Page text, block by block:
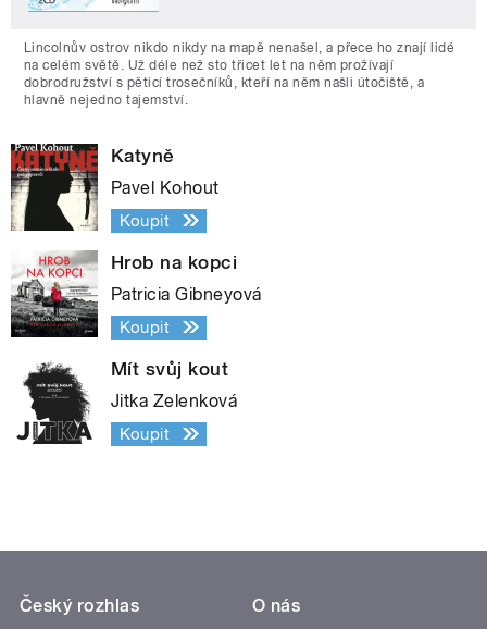
Lincolnův ostrov nikdo nikdy na mapě nenašel, a přece ho znají lidé
na celém světě. Už déle než sto třicet let na něm prožívají
dobrodružství s pěticí trosečníků, kteří na něm našli útočiště, a
hlavně nejedno tajemství.
Katyně
Pavel Kohout
Koupit
Hrob na kopci
Patricia Gibneyová
Koupit
Mít svůj kout
Jitka Zelenková
Koupit
Český rozhlas
O nás